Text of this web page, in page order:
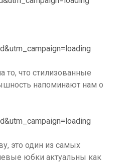
то, что стилизованные
напоминают нам о
это один из самых
юбки актуальны как